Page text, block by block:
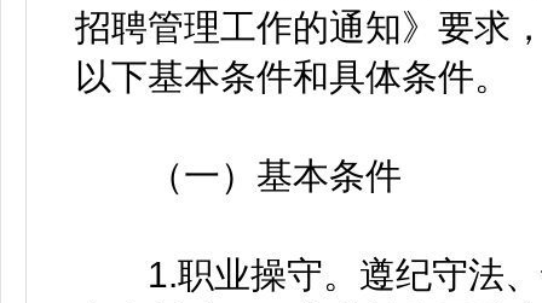
招聘管理工作的通知》要求
以下基本条件和具体条件。
（一）基本条件
1.职业操守。遵纪守法、